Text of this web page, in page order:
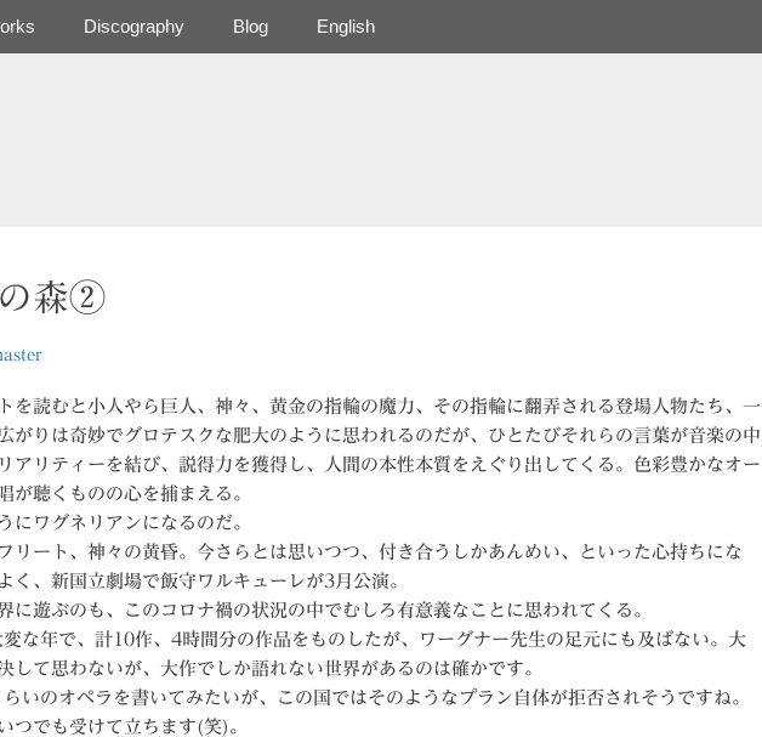
Discography Blog English
の森②
を読むと小人やら巨人、神々、黄金の指輪の魔力、その指輪に翻弄される登場人物たち、一
がりは奇妙でグロテスクな肥大のように思われるのだが、ひとたびそれらの言葉が音楽の中
アリティーを結び、説得力を獲得し、人間の本性本質をえぐり出してくる。色彩豊かなオー
が聴くものの心を捕まえる。
にワグネリアンになるのだ。
リート、神々の黄昏。今さらとは思いつつ、付き合うしかあんめい、といった心持ちにな
く、新国立劇場で飯守ワルキューレが3月公演。
に遊ぶのも、このコロナ禍の状況の中でむしろ有意義なことに思われてくる。
な年で、計10作、4時間分の作品をものしたが、ワーグナー先生の足元にも及ばない。大
して思わないが、大作でしか語れない世界があるのは確かです。
いのオペラを書いてみたいが、この国ではそのようなプラン自体が拒否されそうですね。
つでも受けて立ちます(笑)。